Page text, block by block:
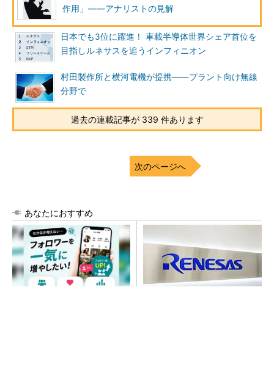
作用」――アナリストの見解
日本でも3位に躍進！ 車載半導体世界シェア首位を
目指しルネサスを追うインフィニオン
村田製作所と横河電機が提携――プラント向け無線
分野で
過去の連載記事が 339 件あります
次のページへ
あなたにおすすめ